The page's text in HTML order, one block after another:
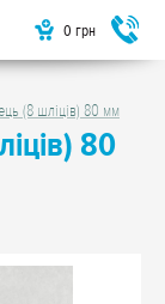
0 грн
(8 шліців) 80 мм
80